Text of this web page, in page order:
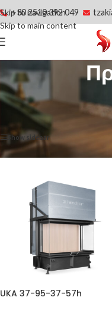
Skip to navigation
Skip to main content
+30 2510 392 049
Αρχική σελίδα/Προϊόντα
Βλέπετε 181–196 από 196
Show sidebar
UKA 37-95-37-57h